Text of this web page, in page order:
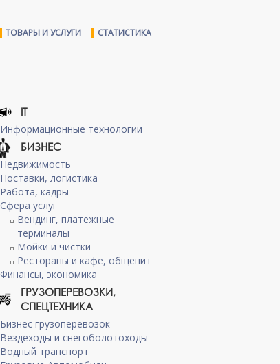
ТОВАРЫ И УСЛУГИ СТАТИСТИКА
IT
Информационные технологии
БИЗНЕС
Недвижимость
Поставки, логистика
Работа, кадры
Сфера услуг
Вендинг, платежные
терминалы
Мойки и чистки
Рестораны и кафе, общепит
Финансы, экономика
ГРУЗОПЕРЕВОЗКИ,
СПЕЦТЕХНИКА
Бизнес грузоперевозок
Вездеходы и снегоболотоходы
Водный транспорт